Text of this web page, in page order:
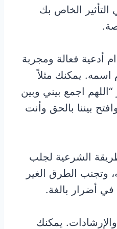
الخاص بك
أدعية فعالة ومجربة
اسمه. يمكنك مثلاً
اجمع بيني وبين
بيننا بالحق وأنت
الشرعية لجلب
وتجنب الطرق الغير
أضرار بالغة.
يمكنك